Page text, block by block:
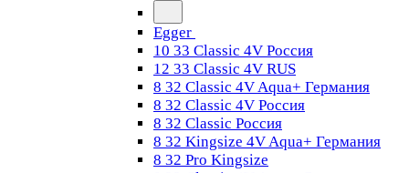
Egger
10 33 Classic 4V Россия
12 33 Classic 4V RUS
8 32 Classic 4V Aqua+ Германия
8 32 Classic 4V Россия
8 32 Classic Россия
8 32 Kingsize 4V Aqua+ Германия
8 32 Pro Kingsize